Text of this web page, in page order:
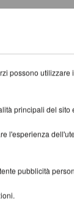
possono
principali del
l'esperienza
pubblicità